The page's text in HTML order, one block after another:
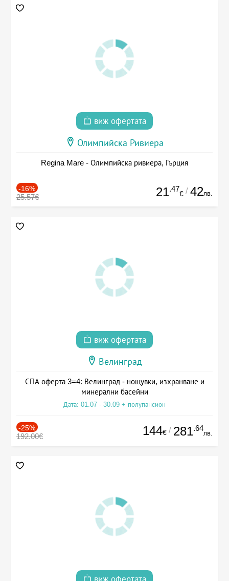
виж офертата
Олимпийска Ривиера
Regina Mare - Олимпийска ривиера, Гърция
-16%
25.57€ 21.47
€ / 42лв.
виж офертата
Велинград
СПА оферта 3=4: Велинград - нощувки, изхранване и
минерални басейни
Дата: 01.07 - 30.09 + полупансион
-25%
192.00€ 144€ / 281.64
лв.
виж офертата